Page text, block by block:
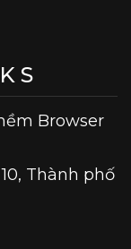
Browser
Thành phố